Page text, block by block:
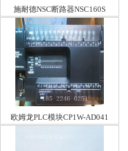
施耐德NSC断路器NSC160S
TM160D 3P3D
欧姆龙PLC模块CP1W-AD041